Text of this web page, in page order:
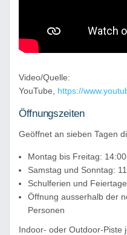
Video/Quelle:
YouTube, https://
Öffnungszeiten
Geöffnet an sieben Tagen
Montag bis Freitag:
Samstag und Sonntag:
Schulferien und
Öffnung ausserhalb der
Personen
Indoor- oder Outdoor-Piste